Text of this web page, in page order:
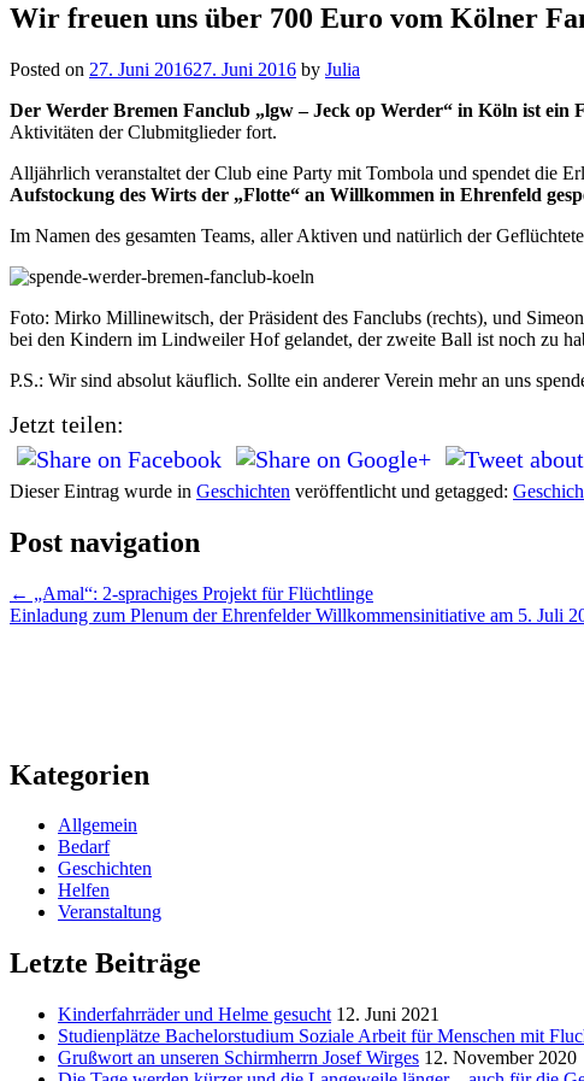
Wir freuen uns über 700 Euro vom Kölner
Posted on 27. Juni 201627. Juni 2016 by Julia
Der Werder Bremen Fanclub „lgw – Jeck op Werder“ in Köln ist ein
Aktivitäten der Clubmitglieder fort.
Alljährlich veranstaltet der Club eine Party mit Tombola und spendet die
Aufstockung des Wirts der „Flotte“ an Willkommen in Ehrenfeld
Im Namen des gesamten Teams, aller Aktiven und natürlich der
Foto: Mirko Millinewitsch, der Präsident des Fanclubs (rechts), und
bei den Kindern im Lindweiler Hof gelandet, der zweite Ball ist noch zu
P.S.: Wir sind absolut käuflich. Sollte ein anderer Verein mehr an uns
Jetzt teilen:
Dieser Eintrag wurde in Geschichten veröffentlicht und getagged:
Post navigation
← „Amal“: 2-sprachiges Projekt für Flüchtlinge
Einladung zum Plenum der Ehrenfelder Willkommensinitiative am 5. Juli
Kategorien
Allgemein
Bedarf
Geschichten
Helfen
Veranstaltung
Letzte Beiträge
Kinderfahrräder und Helme gesucht 12. Juni 2021
Studienplätze Bachelorstudium Soziale Arbeit für Menschen mit
Grußwort an unseren Schirmherrn Josef Wirges 12. November 2020